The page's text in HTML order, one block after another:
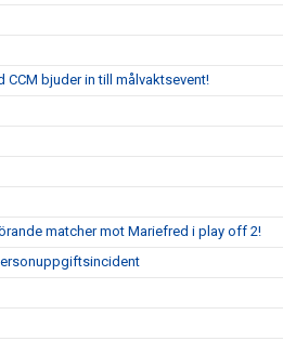
bjuder in till målvaktsevent!
matcher mot Mariefred i play off 2!